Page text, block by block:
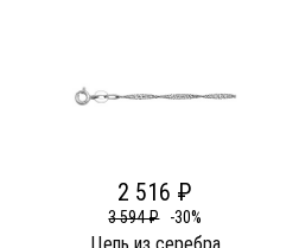
2 516 ₽
3 594 ₽ -30%